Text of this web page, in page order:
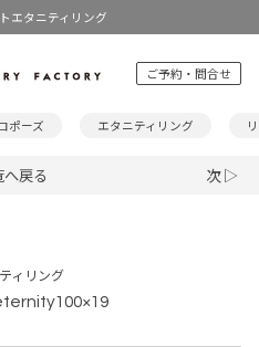
エタニティリング
ご予約・問合せ
ポーズ エタニティリング
へ戻る 次 ▷
ィリング